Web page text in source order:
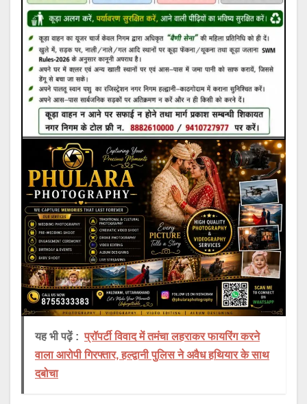
यह भी पढ़ें : प्रॉपर्टी विवाद में तमंचा लहराकर फायरिंग करने
वाला आरोपी गिरफ्तार, हल्द्वानी पुलिस ने अवैध हथियार के साथ
दबोचा